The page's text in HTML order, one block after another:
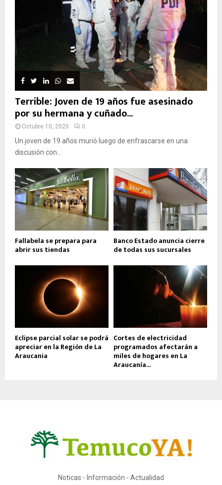
Terrible: Joven de 19 años fue asesinado
por su hermana y cuñado...
Octubre 10, 2020 0
Un joven de 19 años murió luego de enfrascarse en una
discusión con...
Fallabela se prepara para
abrir sus tiendas
Banco Estado anuncia cierre
de todas sus sucursales
Eclipse parcial solar se podrá
apreciar en la Región de La
Araucania
Cortes de electricidad
programados afectarán a
miles de hogares en La
Araucanía...
Noticas - Información - Actualidad